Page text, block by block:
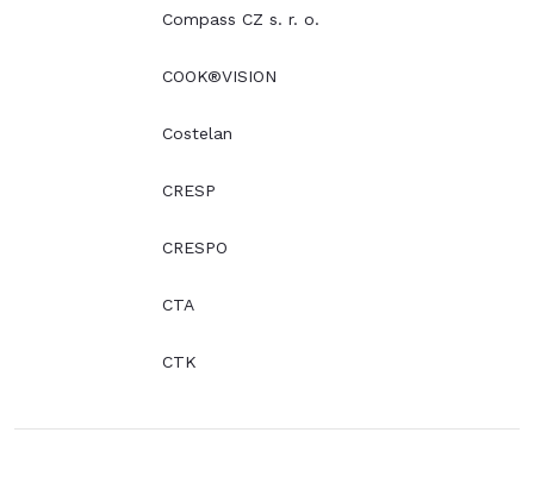
Compass CZ s. r. o.
COOK®VISION
Costelan
CRESP
CRESPO
CTA
CTK